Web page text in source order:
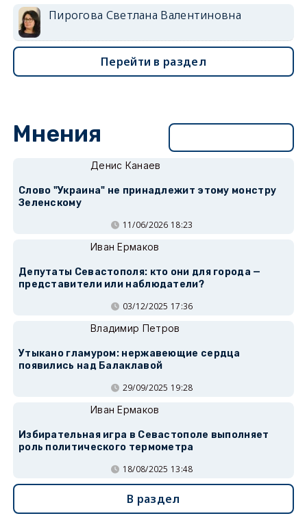
Пирогова Светлана Валентиновна
Перейти в раздел
Мнения
Денис Канаев
Слово "Украина" не принадлежит этому монстру
Зеленскому
11/06/2026 18:23
Иван Ермаков
Депутаты Севастополя: кто они для города —
представители или наблюдатели?
03/12/2025 17:36
Владимир Петров
Утыкано гламуром: нержавеющие сердца
появились над Балаклавой
29/09/2025 19:28
Иван Ермаков
Избирательная игра в Севастополе выполняет
роль политического термометра
18/08/2025 13:48
В раздел